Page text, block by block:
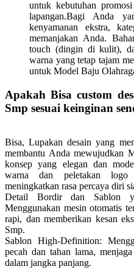
untuk kebutuhan
lapangan.Bagi Anda
kenyamanan ekstra,
memanjakan Anda.
touch (dingin di kulit),
warna yang tetap tajam
untuk Model Baju
Apakah Bisa custom
Smp sesuai keinginan
Bisa, Lupakan desain yang
membantu Anda mewujudkan
konsep yang elegan dan
warna dan peletakan logo
meningkatkan rasa percaya diri
Detail Bordir dan Sablon
Menggunakan mesin otomatis
rapi, dan memberikan kesan
Smp.
Sablon High-Definition:
pecah dan tahan lama,
dalam jangka panjang.